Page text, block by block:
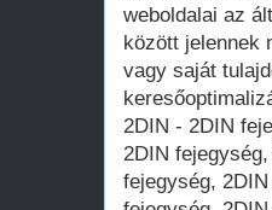
weboldalai az
között jelennek
vagy saját
2DIN - 2DIN
2DIN
fejegység,